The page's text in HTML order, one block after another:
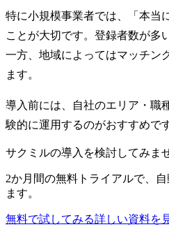
特に小規模事業者では、「本当
ことが大切です。登録者数が多
一方、地域によってはマッチン
ます。
導入前には、自社のエリア・職
験的に運用するのがおすすめです
サクミルの導入を検討してみま
2か月間の無料トライアルで、
ます。
無料で試してみる詳しい資料を